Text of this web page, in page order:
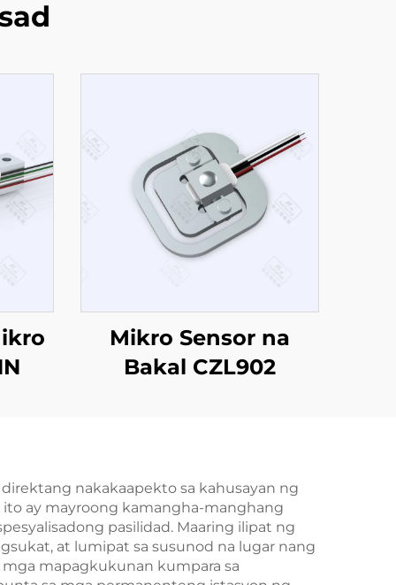
Mikro Sensor na
Bakal CZL902
nakakaapekto sa kahusayan ng
ito ay mayroong kamangha-manghang
pasilidad. Maaring ilipat ng
at lumipat sa susunod na lugar nang
mapagkukunan kumpara sa